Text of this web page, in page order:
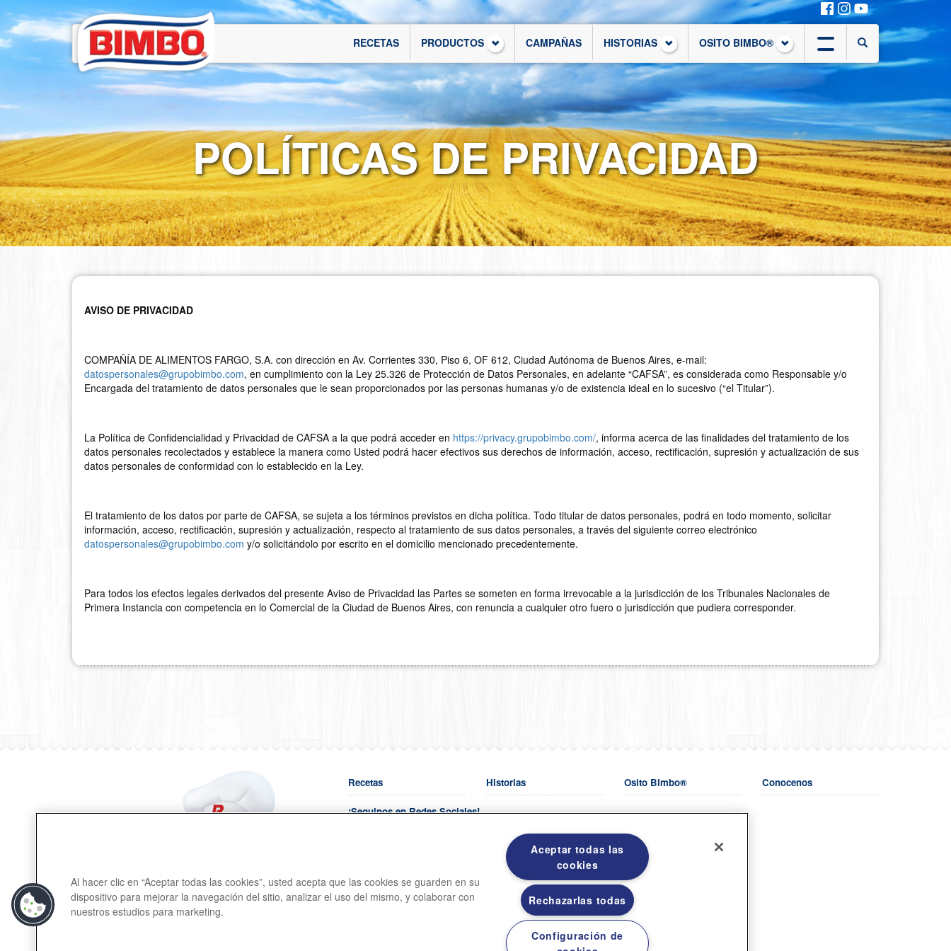
contenido
principal
RECETAS PRODUCTOS CAMPAÑAS HISTORIAS OSITO BIMBO®
POLÍTICAS DE PRIVACIDAD
AVISO DE PRIVACIDAD
COMPAÑÍA DE ALIMENTOS FARGO, S.A. con dirección en Av. Corrientes 330, Piso 6, OF 612, Ciudad Autónoma de Buenos Aires, e-mail:
datospersonales@grupobimbo.com, en cumplimiento con la Ley 25.326 de Protección de Datos Personales, en adelante “CAFSA”, es considerada como Responsable y/o
Encargada del tratamiento de datos personales que le sean proporcionados por las personas humanas y/o de existencia ideal en lo sucesivo (“el Titular”).
La Política de Confidencialidad y Privacidad de CAFSA a la que podrá acceder en https://privacy.grupobimbo.com/, informa acerca de las finalidades del tratamiento de los
datos personales recolectados y establece la manera como Usted podrá hacer efectivos sus derechos de información, acceso, rectificación, supresión y actualización de sus
datos personales de conformidad con lo establecido en la Ley.
El tratamiento de los datos por parte de CAFSA, se sujeta a los términos previstos en dicha política. Todo titular de datos personales, podrá en todo momento, solicitar
información, acceso, rectificación, supresión y actualización, respecto al tratamiento de sus datos personales, a través del siguiente correo electrónico
datospersonales@grupobimbo.com y/o solicitándolo por escrito en el domicilio mencionado precedentemente.
Para todos los efectos legales derivados del presente Aviso de Privacidad las Partes se someten en forma irrevocable a la jurisdicción de los Tribunales Nacionales de
Primera Instancia con competencia en lo Comercial de la Ciudad de Buenos Aires, con renuncia a cualquier otro fuero o jurisdicción que pudiera corresponder.
Recetas Historias Osito Bimbo® Conocenos
¡Seguinos en Redes Sociales!
callcenter.argentina@grupobimbo.com
Teléfono venta a Empresas:011-4775-9250
0-800-777-0226
Al hacer clic en “Aceptar todas las cookies”, usted acepta que las cookies se guarden en su
dispositivo para mejorar la navegación del sitio, analizar el uso del mismo, y colaborar con
nuestros estudios para marketing.
Aceptar todas las
cookies
Rechazarlas todas
Configuración de